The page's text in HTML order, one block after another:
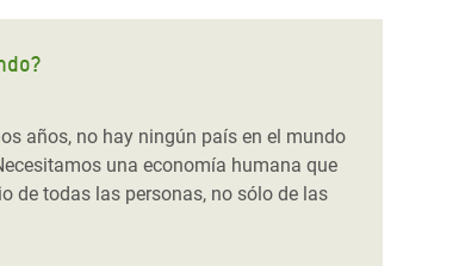
años, no hay ningún país en el mundo
una economía humana que
de todas las personas, no sólo de las